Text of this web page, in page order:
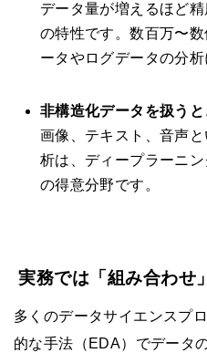
データ量が増えるほど
の特性です。数百万〜
ータやログデータの分析
非構造化データを扱うと
画像、テキスト、音声
析は、ディープラーニ
の得意分野です。
実務では「組み合わせ
多くのデータサイエンスプ
的な手法（EDA）でデータ